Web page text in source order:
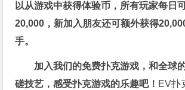
以从游戏中获得体验币，所有玩家每日
20,000，新加入朋友还可额外获得
手。
加入我们的免费扑克游戏，和全球
磋技艺，感受扑克游戏的乐趣吧！ EV扑